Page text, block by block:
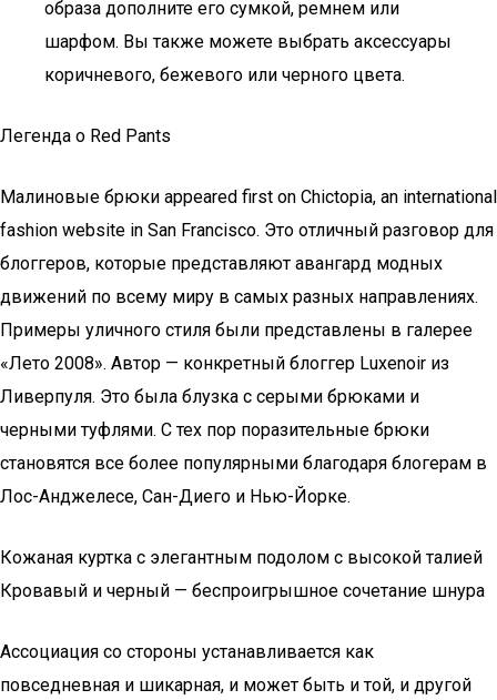
образа дополните его сумкой, ремнем или
шарфом. Вы также можете выбрать аксессуары
коричневого, бежевого или черного цвета.
Легенда о Red Pants
Малиновые брюки appeared first on Chictopia, an international
fashion website in San Francisco. Это отличный разговор для
блоггеров, которые представляют авангард модных
движений по всему миру в самых разных направлениях.
Примеры уличного стиля были представлены в галерее
«Лето 2008». Автор — конкретный блоггер Luxenoir из
Ливерпуля. Это была блузка с серыми брюками и
черными туфлями. С тех пор поразительные брюки
становятся все более популярными благодаря блогерам в
Лос-Анджелесе, Сан-Диего и Нью-Йорке.
Кожаная куртка с элегантным подолом с высокой талией
Кровавый и черный — беспроигрышное сочетание шнура
Ассоциация со стороны устанавливается как
повседневная и шикарная, и может быть и той, и другой